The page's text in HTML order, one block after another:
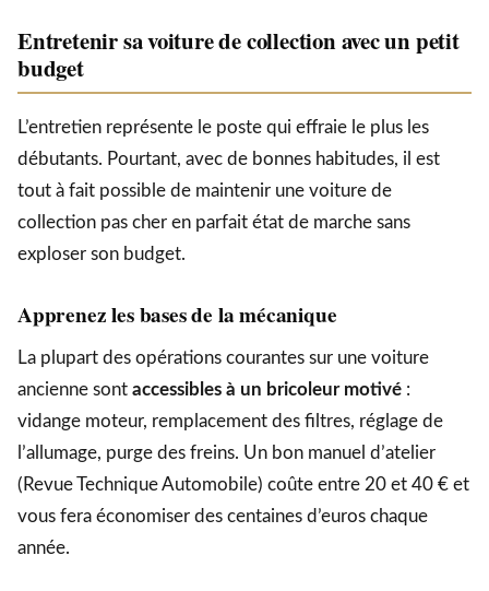
Entretenir sa voiture de collection avec un petit
budget
L’entretien représente le poste qui effraie le plus les
débutants. Pourtant, avec de bonnes habitudes, il est
tout à fait possible de maintenir une voiture de
collection pas cher en parfait état de marche sans
exploser son budget.
Apprenez les bases de la mécanique
La plupart des opérations courantes sur une voiture
ancienne sont accessibles à un bricoleur motivé :
vidange moteur, remplacement des filtres, réglage de
l’allumage, purge des freins. Un bon manuel d’atelier
(Revue Technique Automobile) coûte entre 20 et 40 € et
vous fera économiser des centaines d’euros chaque
année.